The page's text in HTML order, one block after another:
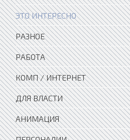
ЭТО ИНТЕРЕСНО
РАЗНОЕ
РАБОТА
КОМП / ИНТЕРНЕТ
ДЛЯ ВЛАСТИ
АНИМАЦИЯ